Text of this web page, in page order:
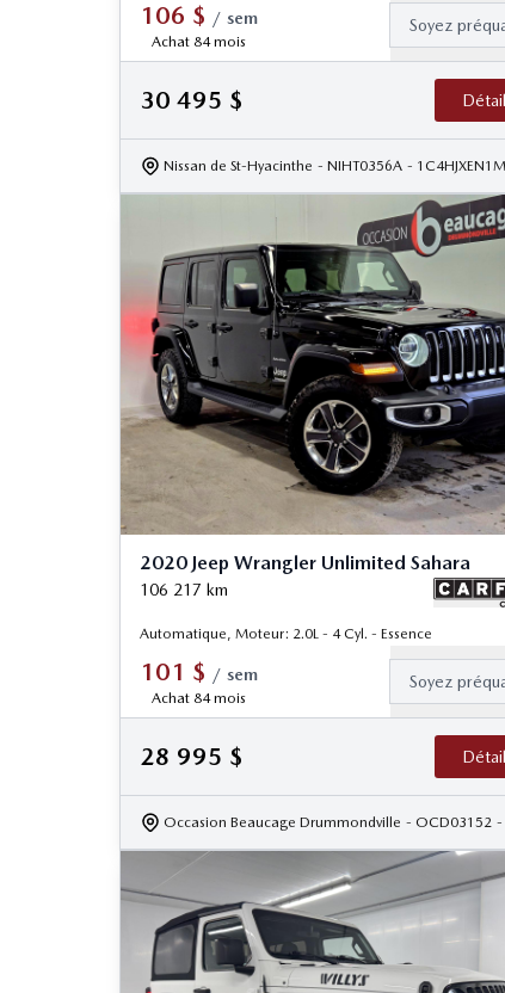
106 $ / sem
Achat 84 mois
Soyez
30 495 $
Nissan de St-Hyacinthe - NIHT0356A -
2020 Jeep Wrangler Unlimited Sahara
106 217 km
Automatique, Moteur: 2.0L - 4 Cyl. - Essence
101 $ / sem
Achat 84 mois
Soyez
28 995 $
Occasion Beaucage Drummondville - OCD03152 -